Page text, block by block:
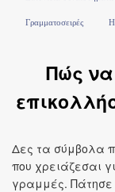
Γραμματοσειρές
Πώς να
Δες τα σύμβολα
που χρειάζεσαι
γραμμές. Πάτησε